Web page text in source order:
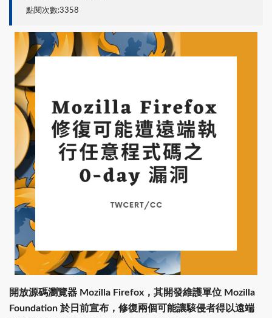
點閱次數:3358
開放源碼瀏覽器 Mozilla Firefox，其開發維護單位 Mozilla
Foundation 於日前宣布，修復兩個可能讓駭侵者得以遠端